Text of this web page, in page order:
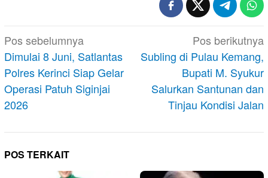
Navigasi
pos
Pos sebelumnya
Dimulai 8 Juni, Satlantas
Polres Kerinci Siap Gelar
Operasi Patuh Siginjai
2026
Pos berikutnya
Subling di Pulau Kemang,
Bupati M. Syukur
Salurkan Santunan dan
Tinjau Kondisi Jalan
POS TERKAIT